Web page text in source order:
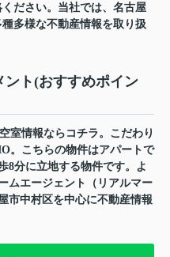
ださい。当社では、名古屋
多様な不動産情報を取り扱
ト(おすすめポイン
室情報ならコチラ。こだわり
。こちらの物件はアパートで
8分に立地する物件です。よ
ムエージェント（リアルマー
市中村区を中心に不動産情報